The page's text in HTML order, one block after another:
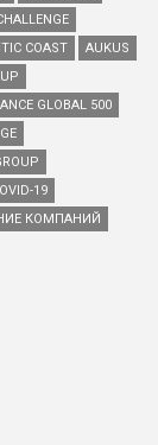
COAST
AUKUS
GLOBAL 500
19
КОМПАНИЙ